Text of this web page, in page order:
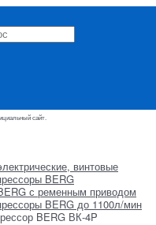
сайт.
винтовые
BERG
с ременным приводом
BERG до 1100л/мин
BERG ВК-4P